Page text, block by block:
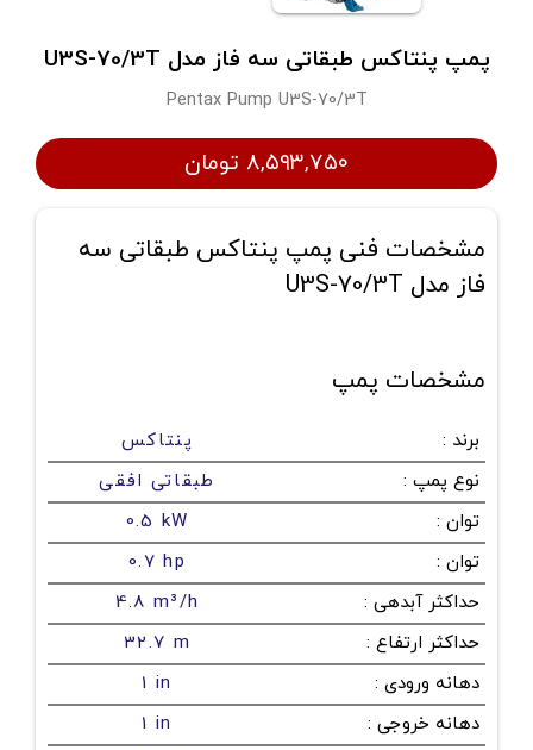
پمپ پنتاکس طبقاتی سه فاز مدل U3S-70/3T
Pentax Pump U3S-70/3T
۸,۵۹۳,۷۵۰ تومان
مشخصات فنی پمپ پنتاکس طبقاتی سه
فاز مدل U3S-70/3T
مشخصات پمپ
برند :
پنتاکس
نوع پمپ :
طبقاتی افقی
توان :
0.5 kW
توان :
0.7 hp
حداکثر آبدهی :
4.8 m³/h
حداکثر ارتفاع :
32.7 m
دهانه ورودی :
1 in
دهانه خروجی :
1 in